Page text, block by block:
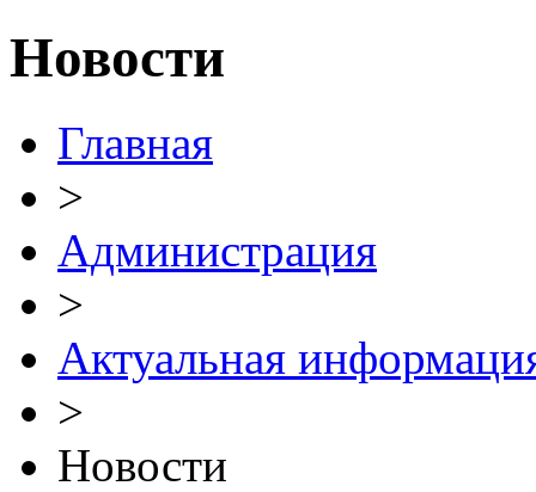
Новости
Главная
>
Администрация
>
Актуальная
>
Новости